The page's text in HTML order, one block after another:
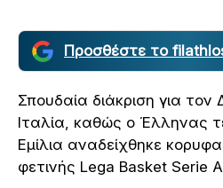
Προσθέστε το
Σπουδαία διάκριση για
Ιταλία, καθώς ο Έλληνας
Εμίλια αναδείχθηκε
φετινής Lega Basket Serie